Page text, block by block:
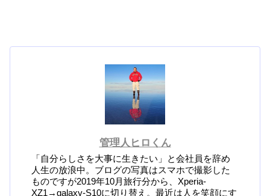
管理人ヒロくん
「自分らしさを大事に生きたい」と会社員を辞め
人生の放浪中。ブログの写真はスマホで撮影した
ものですが2019年10月旅行分から、Xperia-
XZ1→galaxy-S10に切り替え。最近は人を笑顔にす